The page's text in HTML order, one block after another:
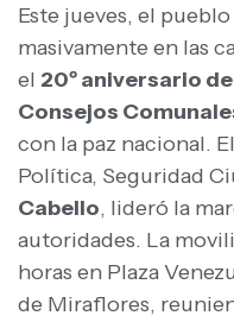
Este jueves, el
masivamente en las
el 20º aniversario
Consejos
con la paz nacional.
Política, Seguridad
Cabello, lideró la
autoridades. La
horas en Plaza
de Miraflores,